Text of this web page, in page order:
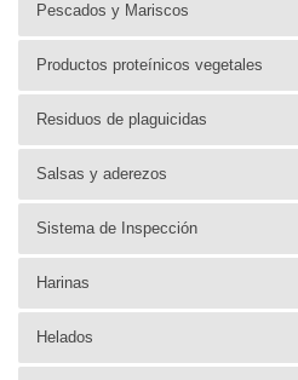
Pescados y Mariscos
Productos proteínicos vegetales
Residuos de plaguicidas
Salsas y aderezos
Sistema de Inspección
Harinas
Helados